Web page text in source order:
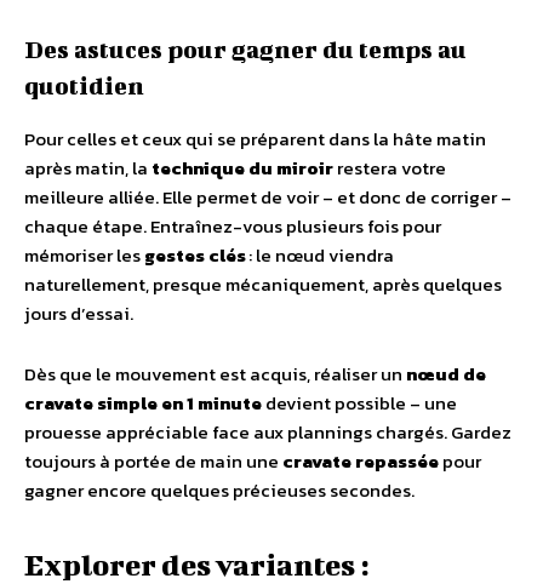
Des astuces pour gagner du temps au
quotidien
Pour celles et ceux qui se préparent dans la hâte matin
après matin, la technique du miroirrestera votre
meilleure alliée. Elle permet de voir – et donc de corriger –
chaque étape. Entraînez-vous plusieurs fois pour
mémoriser lesgestes clés: le nœud viendra
naturellement, presque mécaniquement, après quelques
jours d’essai.
Dès que le mouvement est acquis, réaliser un nœud de
cravate simple en 1 minutedevient possible – une
prouesse appréciable face aux plannings chargés. Gardez
toujours à portée de main une cravate repasséepour
gagner encore quelques précieuses secondes.
Explorer des variantes :